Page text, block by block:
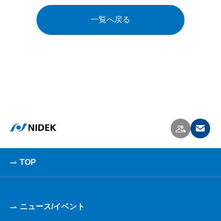
一覧へ戻る
TOP
ニュース/イベント